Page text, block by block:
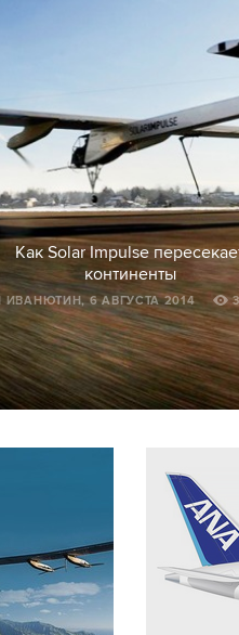
Как Solar Impulse
континенты
ИВАНЮТИН, 6 АВГУСТА 2014